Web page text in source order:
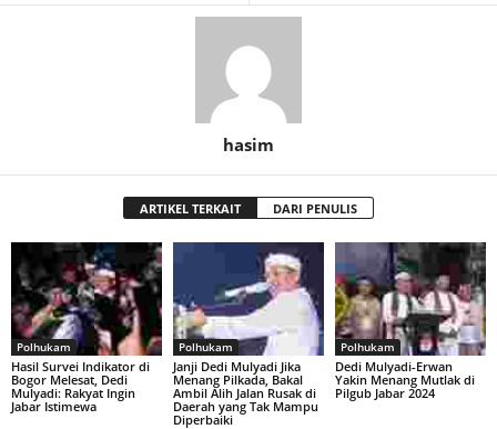
hasim
ARTIKEL TERKAIT DARI PENULIS
Polhukam
Hasil Survei Indikator di
Bogor Melesat, Dedi
Mulyadi: Rakyat Ingin
Jabar Istimewa
Polhukam
Janji Dedi Mulyadi Jika
Menang Pilkada, Bakal
Ambil Alih Jalan Rusak di
Daerah yang Tak Mampu
Diperbaiki
Polhukam
Dedi Mulyadi-Erwan
Yakin Menang Mutlak di
Pilgub Jabar 2024